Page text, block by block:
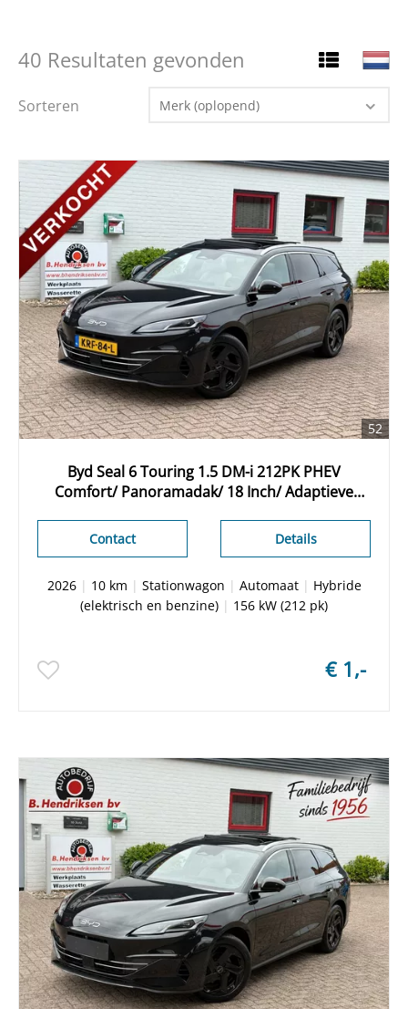
40 Resultaten gevonden
Sorteren Merk (oplopend)
52
Byd Seal 6 Touring 1.5 DM-i 212PK PHEV
Comfort/ Panoramadak/ 18 Inch/ Adaptieve
elektrisch/ Nieuwe voorraad auto
Details
Contact
2026| 10 km | Stationwagon | Automaat| Hybride
(elektrisch en benzine) | 156 kW (212 pk)
€ 1,-